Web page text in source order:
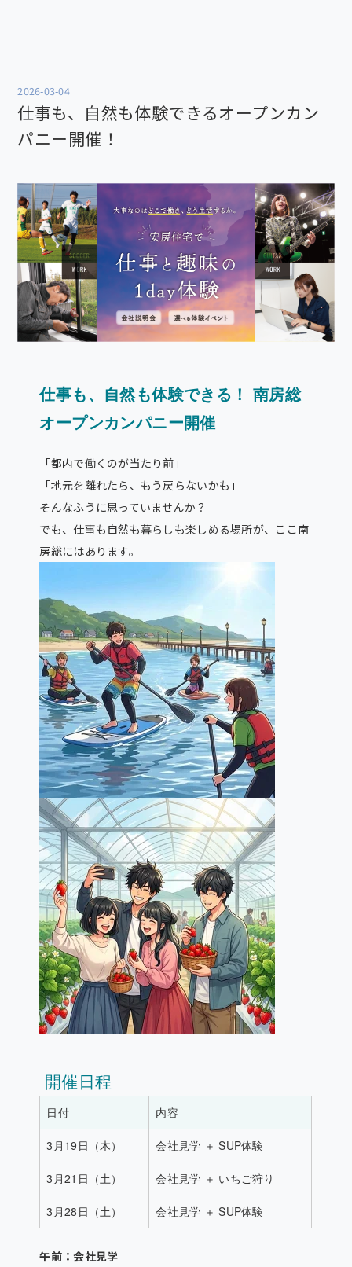
2026-03-04
仕事も、自然も体験できるオープンカン
パニー開催！
仕事も、自然も体験できる！ 南房総
オープンカンパニー開催
「都内で働くのが当たり前」
「地元を離れたら、もう戻らないかも」
そんなふうに思っていませんか？
でも、仕事も自然も暮らしも楽しめる場所が、ここ南
房総にはあります。
開催日程
日付 内容
3月19日（木） 会社見学 ＋ SUP体験
3月21日（土） 会社見学 ＋ いちご狩り
3月28日（土） 会社見学 ＋ SUP体験
午前：会社見学